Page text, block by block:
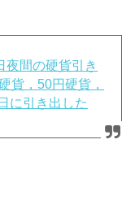
間の硬貨引き
貨，50円硬貨，
に引き出した